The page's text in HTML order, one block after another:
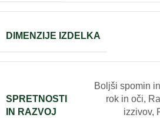
DIMENZIJE IZDELKA
SPRETNOSTI
IN RAZVOJ
Boljši spomin
rok in oči,
izzivov,